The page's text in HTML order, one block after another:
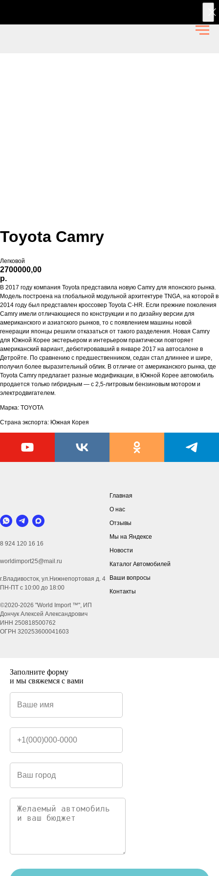
Toyota Camry
Легковой
2700000,00
р.
В 2017 году компания Toyota представила новую Camry для японского рынка.
Модель построена на глобальной модульной архитектуре TNGA, на которой в
2014 году был представлен кроссовер Toyota C-HR. Если прежние поколения
Camry имели отличающиеся по конструкции и по дизайну версии для
американского и азиатского рынков, то с появлением машины новой
генерации японцы решили отказаться от такого разделения. Новая Camry
для Южной Корее экстерьером и интерьером практически повторяет
американский вариант, дебютировавший в январе 2017 на автосалоне в
Детройте. По сравнению с предшественником, седан стал длиннее и шире,
получил более выразительный облик. В отличие от американского рынка, где
Toyota Camry предлагает разные модификации, в Южной Корее автомобиль
продается только гибридным — с 2,5-литровым бензиновым мотором и
электродвигателем.
Марка: TOYOTA
Страна экспорта: Южная Корея
8 924 120 16 16
worldimport25@mail.ru
г.Владивосток, ул.Нижнепортовая д. 4
ПН-ПТ с 10:00 до 18:00
©2020-2026 "World Import ™", ИП
Дончук Алексей Александрович
ИНН 250818500762
ОГРН 320253600041603
Главная
О нас
Отзывы
Мы на Яндексе
Новости
Каталог Автомобилей
Ваши вопросы
Контакты
Заполните форму
и мы свяжемся с вами